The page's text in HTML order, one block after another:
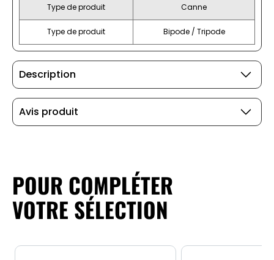
Type de produit Canne
Type de produit Bipode / Tripode
Description
Avis produit
POUR COMPLÉTER
VOTRE SÉLECTION